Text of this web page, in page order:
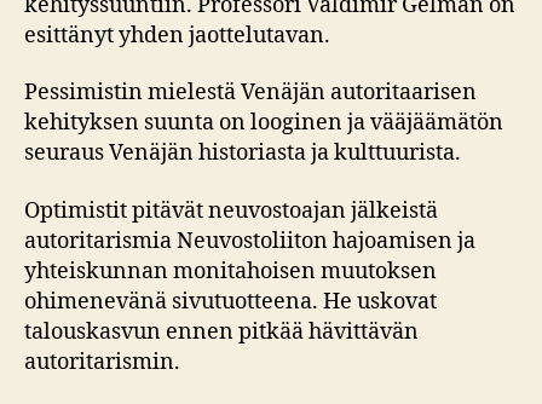
esittänyt yhden jaottelutavan.
Pessimistin mielestä Venäjän autoritaarisen
kehityksen suunta on looginen ja vääjäämätön
seuraus Venäjän historiasta ja kulttuurista.
Optimistit pitävät neuvostoajan jälkeistä
autoritarismia Neuvostoliiton hajoamisen ja
yhteiskunnan monitahoisen muutoksen
ohimenevänä sivutuotteena. He uskovat
talouskasvun ennen pitkää hävittävän
autoritarismin.